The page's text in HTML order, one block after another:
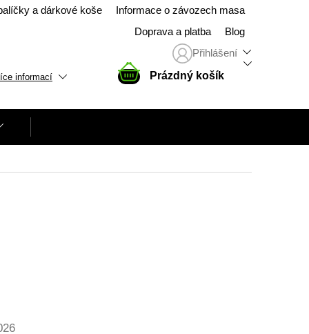
a dárkové koše
Informace o závozech masa
Doprava a platba
Blog
Přihlášení
informací
NÁKUPNÍ
KOŠÍK
Prázdný košík